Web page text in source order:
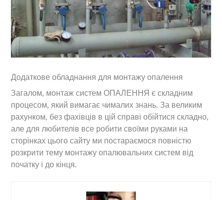
Додаткове обладнання для монтажу опалення
Загалом, монтаж систем ОПАЛЕННЯ є складним
процесом, який вимагає чималих знань. За великим
рахунком, без фахівців в цій справі обійтися складно,
але для любителів все робити своїми руками на
сторінках цього сайту ми постараємося повністю
розкрити тему монтажу опалювальних систем від
початку і до кінця.